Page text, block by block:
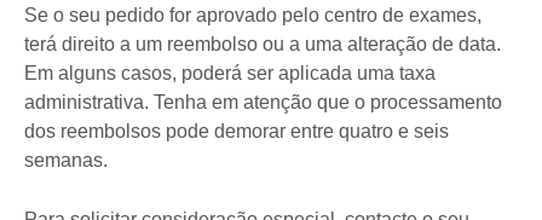
Se o seu pedido for aprovado pelo centro de exames,
terá direito a um reembolso ou a uma alteração de data.
Em alguns casos, poderá ser aplicada uma taxa
administrativa. Tenha em atenção que o processamento
dos reembolsos pode demorar entre quatro e seis
semanas.